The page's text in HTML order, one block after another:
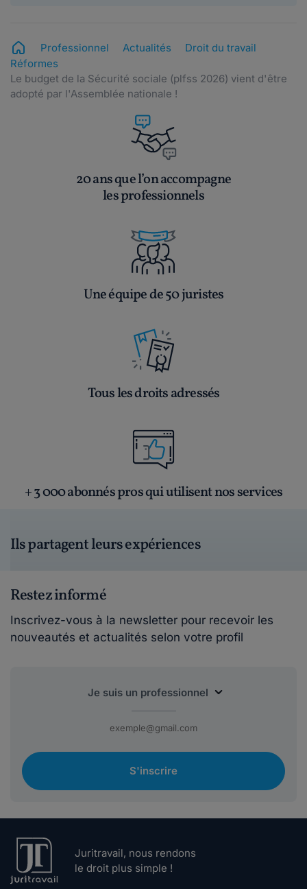
Professionnel Actualités
Droit du travail
Réformes
Le budget de la Sécurité sociale (plfss 2026) vient d'être
adopté par l'Assemblée nationale !
20 ans que l’on accompagne
les professionnels
Une équipe de 50 juristes
Tous les droits adressés
+ 3 000 abonnés pros qui utilisent nos services
Ils partagent leurs expériences
Restez informé
Inscrivez-vous à la newsletter pour recevoir les
nouveautés et actualités selon votre profil
S'inscrire
Juritravail, nous rendons
le droit plus simple !